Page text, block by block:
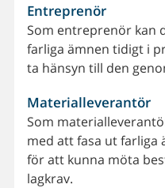
Entreprenör
Som entreprenör kan
farliga ämnen tidigt i
ta hänsyn till den
Materialleverantör
Som
med att fasa ut farliga
för att kunna möta
lagkrav.